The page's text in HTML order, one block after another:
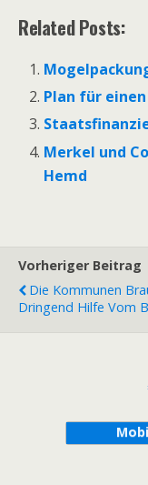
Related Posts:
Plan für
Merkel und
Hemd
Vorheriger Beitrag
Die Kommunen
Dringend Hilfe Vom